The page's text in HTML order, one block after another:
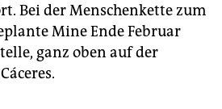
Bei der Menschenkette zum
Mine Ende Februar
ganz oben auf der